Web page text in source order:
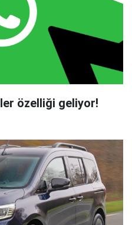
özelliği geliyor!